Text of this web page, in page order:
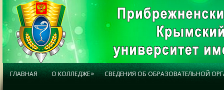
ГЛАВНАЯ О КОЛЛЕДЖЕ» СВЕДЕНИЯ ОБ ОБРАЗОВАТЕЛЬНОЙ